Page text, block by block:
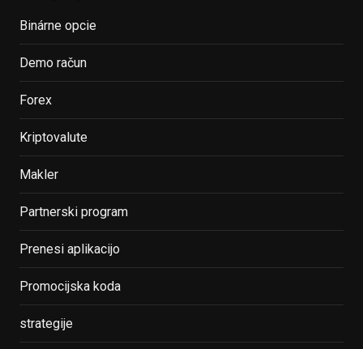
Binárne opcie
Demo račun
Forex
Kriptovalute
Makler
Partnerski program
Prenesi aplikacijo
Promocijska koda
strategije